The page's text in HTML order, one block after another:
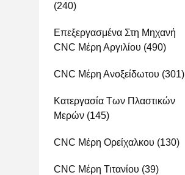
(240)
Επεξεργασμένα Στη Μηχανή
CNC Μέρη Αργιλίου (490)
CNC Μέρη Ανοξείδωτου (301)
Κατεργασία Των Πλαστικών
Μερών (145)
CNC Μέρη Ορείχαλκου (130)
CNC Μέρη Τιτανίου (39)